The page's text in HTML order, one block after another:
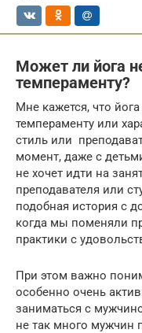
Может ли йога
темпераменту?
Мне кажется, что
темпераменту или
стиль или
момент, даже с
не хочет идти на
преподавателя или
подобная история с
когда мы поменяли
практики с
При этом важно
особенно очень
заниматься с
не так много мужчин